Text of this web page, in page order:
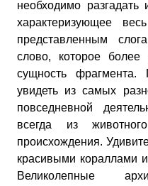
необходимо
характеризующее
представленным
слово, которое
сущность
увидеть из самых
повседневной
всегда из
происхождения.
красивыми
Великолепные